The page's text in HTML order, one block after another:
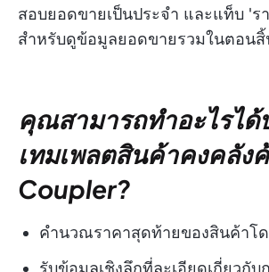
สอบยอดขายเป็นประจำ และแท็บ 'ร
สำหรับดูข้อมูลยอดขายรวมในตอนสิ้
คุณสามารถทำอะไรได้
เทมเพลตสินค้าคงคลัง
Coupler?
คำนวณราคาสุดท้ายของสินค้าโ
รับข้อมูลเชิงลึกที่ละเอียดเกี่ยวกับ